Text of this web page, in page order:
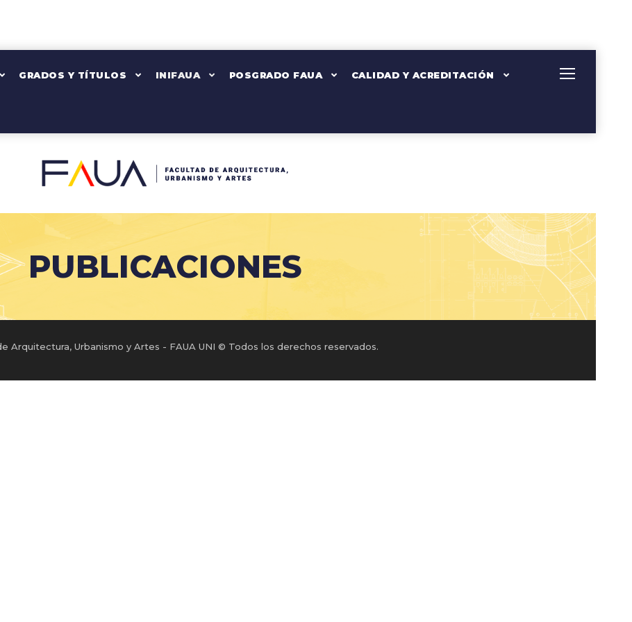
GRADOS Y TÍTULOS INIFAUA POSGRADO FAUA CALIDAD Y ACREDITACIÓN
PUBLICACIONES
Arquitectura, Urbanismo y Artes - FAUA UNI © Todos los derechos reservados.